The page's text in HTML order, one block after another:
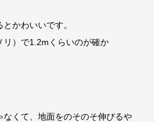
かわいいです。
リ）で1.2mくらいのが確か
くて、地面をのそのそ伸びるや